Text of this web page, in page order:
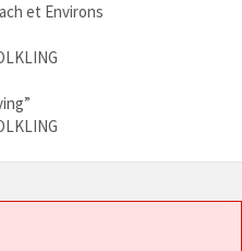
et Environs